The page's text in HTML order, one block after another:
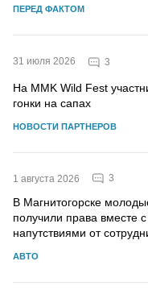
ПЕРЕД ФАКТОМ
31 июля 2026 3
На MMK Wild Fest
гонки на сапах
НОВОСТИ ПАРТНЕРОВ
1 августа 2026 3
В Магнитогорске
получили права вместе с
напутствиями от
АВТО